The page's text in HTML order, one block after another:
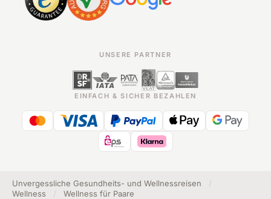
UNSERE PARTNER
EINFACH & SICHER BEZAHLEN
Unvergessliche Gesundheits- und Wellnessreisen
Wellness
Wellness für Paare